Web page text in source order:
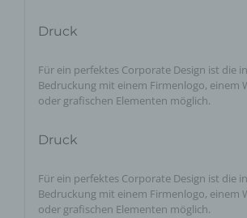
Druck
Für ein perfektes Corporate Design ist die
Bedruckung mit einem Firmenlogo, einem
oder grafischen Elementen möglich.
Druck
Für ein perfektes Corporate Design ist die
Bedruckung mit einem Firmenlogo, einem
oder grafischen Elementen möglich.